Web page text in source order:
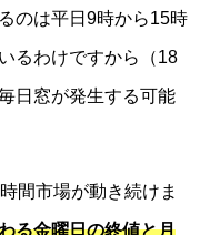
のは平日9時から15時
るわけですから（18
日窓が発生する可能
間市場が動き続けま
る金曜日の終値と月